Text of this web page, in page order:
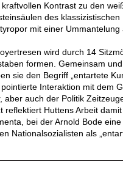
kraftvollen Kontrast zu den
des
mit einer
wird durch 14
formen. Gemeinsam
sie den Begriff „entartete
Interaktion mit dem
aber auch der Politik
reflektiert Huttens Arbeit
bei der Arnold Bode
Nationalsozialisten als